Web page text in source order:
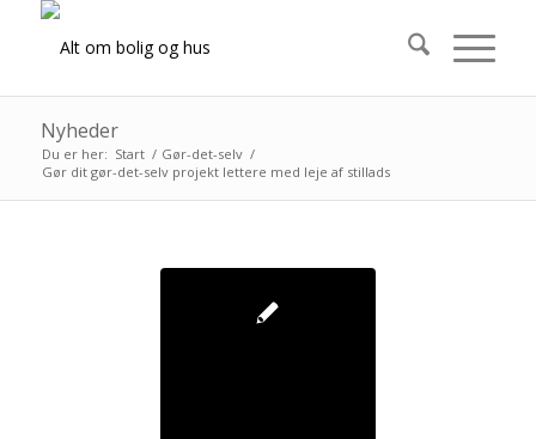
Nyheder
Du er her: Start / Gør-det-selv /
Gør dit gør-det-selv projekt lettere med leje af stillads